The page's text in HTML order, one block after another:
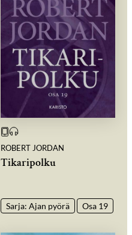
ROBERT JORDAN
Tikaripolku
Sarja: Ajan pyörä Osa 19